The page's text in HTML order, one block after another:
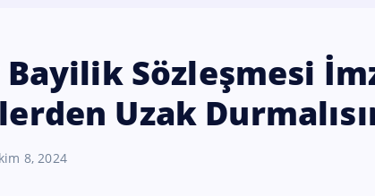
Bayilik Sözleşmesi
Uzak
8, 2024